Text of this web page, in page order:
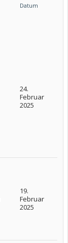
Datum
24.
Februar
2025
19.
Februar
2025